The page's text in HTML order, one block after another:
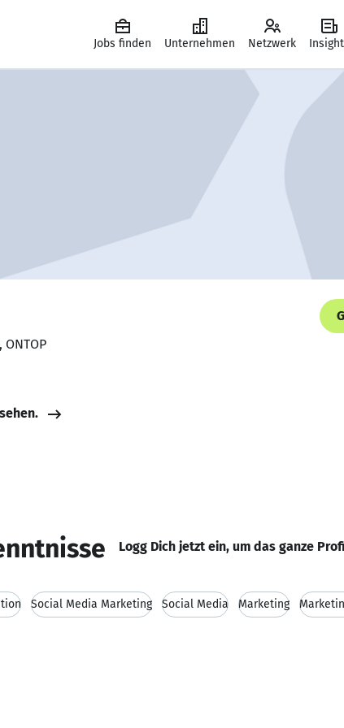
Jobs finden Unternehmen Netzwerk
Logg Dich jetzt ein, um das ganze
Social Media Marketing Social Media Marketing